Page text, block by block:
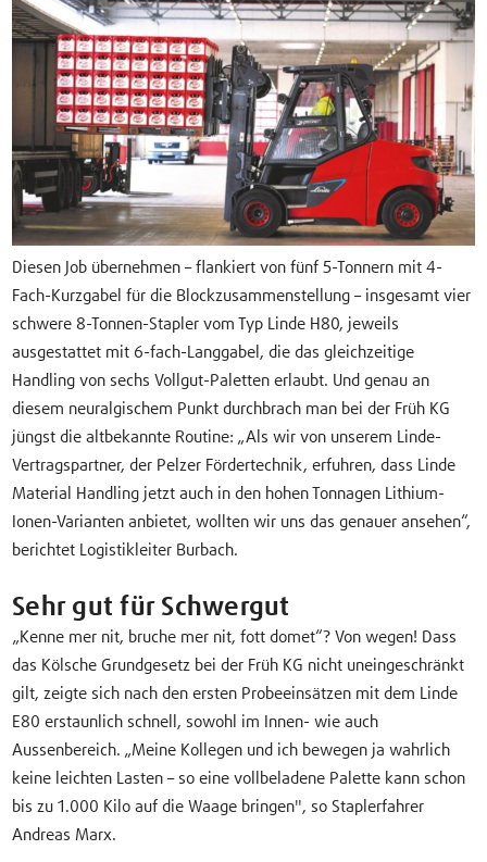
Diesen Job übernehmen – flankiert von fünf 5-Tonnern mit 4-
Fach-Kurzgabel für die Blockzusammenstellung – insgesamt vier
schwere 8-Tonnen-Stapler vom Typ Linde H80, jeweils
ausgestattet mit 6-fach-Langgabel, die das gleichzeitige
Handling von sechs Vollgut-Paletten erlaubt. Und genau an
diesem neuralgischem Punkt durchbrach man bei der Früh KG
jüngst die altbekannte Routine: „Als wir von unserem Linde-
Vertragspartner, der Pelzer Fördertechnik, erfuhren, dass Linde
Material Handling jetzt auch in den hohen Tonnagen Lithium-
Ionen-Varianten anbietet, wollten wir uns das genauer ansehen“,
berichtet Logistikleiter Burbach.
Sehr gut für Schwergut
„Kenne mer nit, bruche mer nit, fott domet“? Von wegen! Dass
das Kölsche Grundgesetz bei der Früh KG nicht uneingeschränkt
gilt, zeigte sich nach den ersten Probeeinsätzen mit dem Linde
E80 erstaunlich schnell, sowohl im Innen- wie auch
Aussenbereich. „Meine Kollegen und ich bewegen ja wahrlich
keine leichten Lasten – so eine vollbeladene Palette kann schon
bis zu 1.000 Kilo auf die Waage bringen", so Staplerfahrer
Andreas Marx.